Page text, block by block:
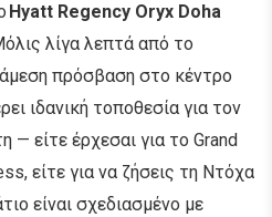
Hyatt Regency Oryx Doha
λίγα λεπτά από το
πρόσβαση στο κέντρο
ιδανική τοποθεσία για τον
— είτε έρχεσαι για το Grand
είτε για να ζήσεις τη Ντόχα
είναι σχεδιασμένο με